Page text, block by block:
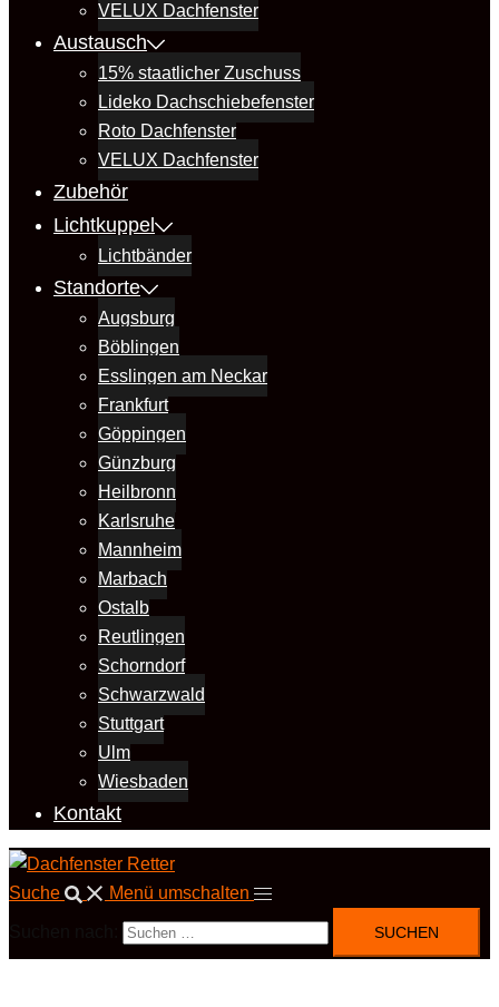
VELUX Dachfenster
Austausch
15% staatlicher Zuschuss
Lideko Dachschiebefenster
Roto Dachfenster
VELUX Dachfenster
Zubehör
Lichtkuppel
Lichtbänder
Standorte
Augsburg
Böblingen
Esslingen am Neckar
Frankfurt
Göppingen
Günzburg
Heilbronn
Karlsruhe
Mannheim
Marbach
Ostalb
Reutlingen
Schorndorf
Schwarzwald
Stuttgart
Ulm
Wiesbaden
Kontakt
Suche Menü umschalten